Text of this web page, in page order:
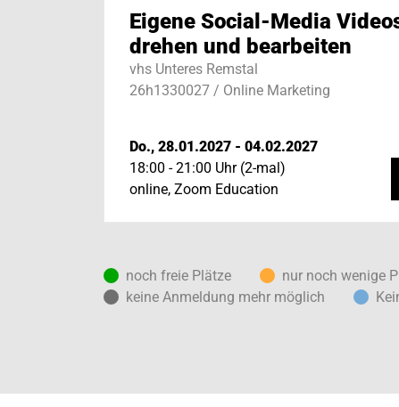
Eigene Social-Media
drehen und bearbeiten
vhs Unteres Remstal
26h1330027 / Online Marketing
Do., 28.01.2027 - 04.02.2027
18:00 - 21:00 Uhr (2-mal)
online, Zoom Education
noch freie Plätze nur noch wenige
keine Anmeldung mehr möglich